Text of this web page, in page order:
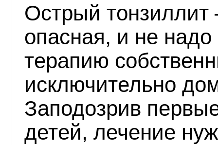
Острый
опасная, и не
терапию
исключительно
Заподозрив
детей, лечение